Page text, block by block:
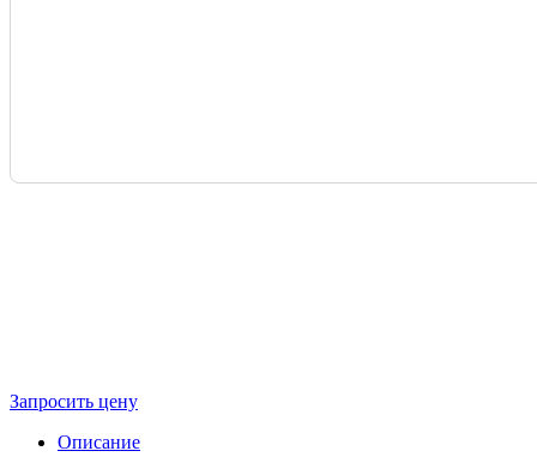
Запросить цену
Описание